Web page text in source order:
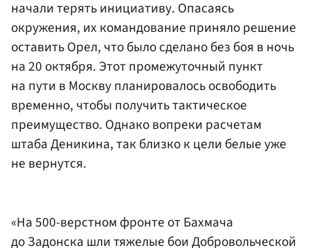
начали терять инициативу. Опасаясь
окружения, их командование приняло решение
оставить Орел, что было сделано без боя в ночь
на 20 октября. Этот промежуточный пункт
на пути в Москву планировалось освободить
временно, чтобы получить тактическое
преимущество. Однако вопреки расчетам
штаба Деникина, так близко к цели белые уже
не вернутся.
«На 500-верстном фронте от Бахмача
до Задонска шли тяжелые бои Добровольческой